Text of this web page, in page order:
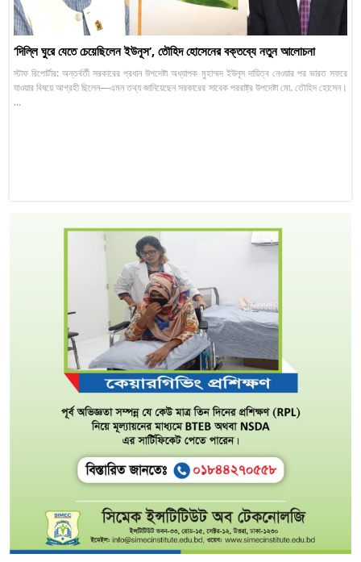
‘দিল্লি ঘুরে যেতে চেয়েছিলেন ইউনূস’, তৌহিদ হোসেনের বক্তব্যে নতুন আলোচনা
স্টাফ রিপোর্টার: অন্তর্বর্তী সরকারের প্রধান উপদেষ্টা অধ্যাপক মুহাম্মদ ইউনূস দায়িত্ব নেওয়ার পর ভারত সফরে
যাওয়ার বিষয়ে আগ্রহী ছিলেন—এমন তথ্য জানিয়েছেন সরকারের সাবেক পররাষ্ট্র উপদেষ্টা মো. তৌহিদ হোসেন।
...